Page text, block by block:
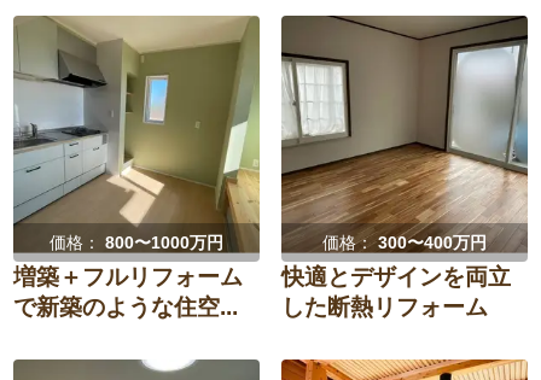
価格：800〜1000万円
増築＋フルリフォーム
で新築のような住空...
価格：300〜400万円
快適とデザインを両立
した断熱リフォーム